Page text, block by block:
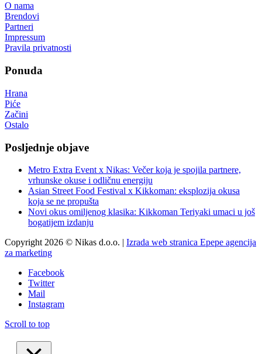
O nama
Brendovi
Partneri
Impressum
Pravila privatnosti
Ponuda
Hrana
Piće
Začini
Ostalo
Posljednje objave
Metro Extra Event x Nikas: Večer koja je spojila partnere,
vrhunske okuse i odličnu energiju
Asian Street Food Festival x Kikkoman: eksplozija okusa
koja se ne propušta
Novi okus omiljenog klasika: Kikkoman Teriyaki umaci u još
bogatijem izdanju
Copyright 2026 © Nikas d.o.o. | Izrada web stranica Epepe agencija
za marketing
Facebook
Twitter
Mail
Instagram
Scroll to top